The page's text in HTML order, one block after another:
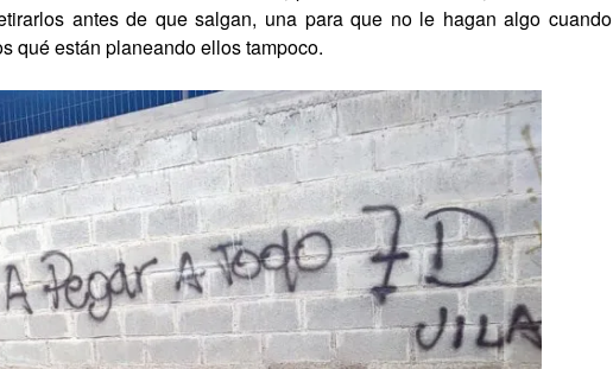
antes de que salgan, una para que no le hagan algo cuando
qué están planeando ellos tampoco.